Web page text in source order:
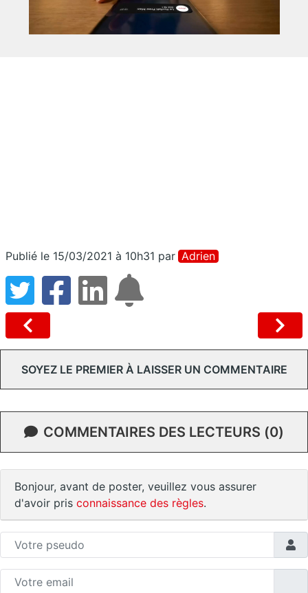
Publié le 15/03/2021 à 10h31 par Adrien
SOYEZ LE PREMIER À LAISSER UN COMMENTAIRE
COMMENTAIRES DES LECTEURS (0)
Bonjour, avant de poster, veuillez vous assurer
d'avoir pris connaissance des règles.